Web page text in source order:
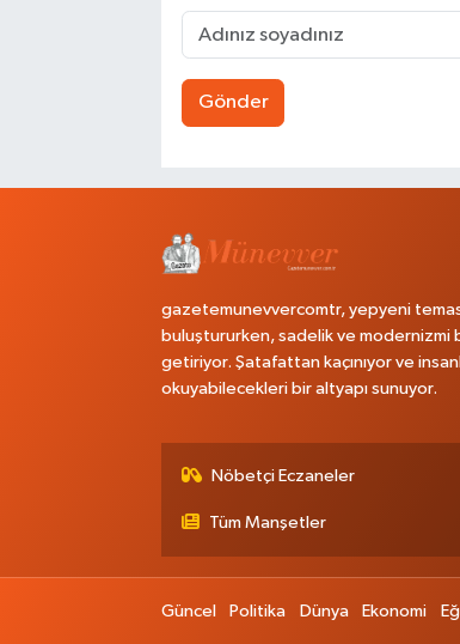
Gönder
gazetemunevvercomtr, yepyeni
buluştururken, sadelik ve modernizmi
getiriyor. Şatafattan kaçınıyor ve
okuyabilecekleri bir altyapı sunuyor.
Nöbetçi Eczaneler
Tüm Manşetler
Güncel Politika Dünya Ekonomi